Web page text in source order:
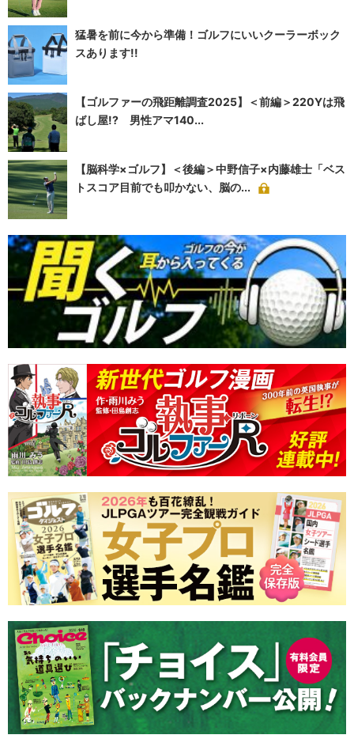
猛暑を前に今から準備！ゴルフにいいクーラーボック
スあります!!
【ゴルファーの飛距離調査2025】＜前編＞220Yは飛
ばし屋!? 男性アマ140...
【脳科学×ゴルフ】＜後編＞中野信子×内藤雄士「ベス
トスコア目前でも叩かない、脳の...